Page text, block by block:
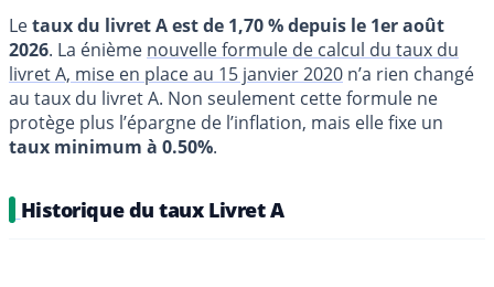
Letaux du livret A est de 1,70 % depuis le 1er août
2026. La énième nouvelle formule de calcul du taux du
livret A, mise en place au 15 janvier 2020 n’a rien changé
au taux du livret A. Non seulement cette formule ne
protège plus l’épargne de l’inflation, mais elle fixe un
taux minimum à 0.50%.
Historique du taux Livret A